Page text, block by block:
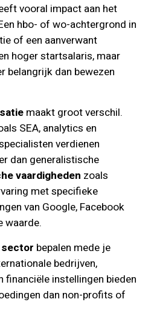
vooral impact aan het
hbo- of wo-achtergrond in
of een aanverwant
hoger startsalaris, maar
belangrijk dan bewezen
maakt groot verschil.
SEA, analytics en
verdienen
dan generalistische
vaardigheden zoals
met specifieke
van Google, Facebook
waarde.
bepalen mede je
bedrijven,
financiële instellingen bieden
dan non-profits of